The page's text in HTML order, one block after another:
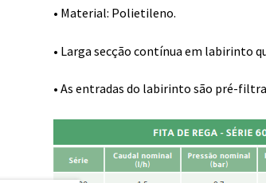
• Material: Polietileno.
• Larga secção contínua em labirinto
• As entradas do labirinto são pré-